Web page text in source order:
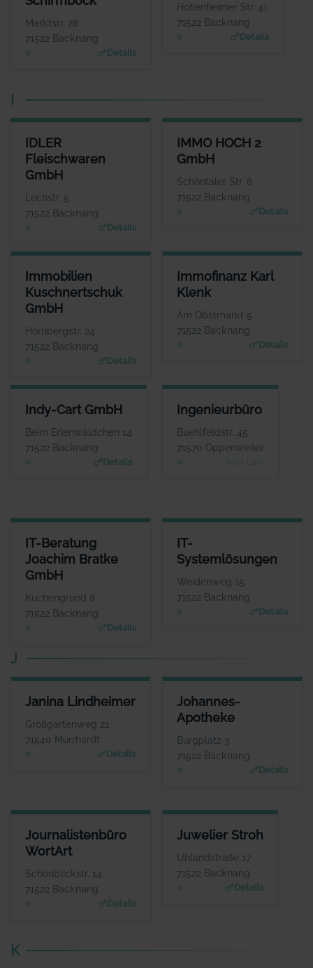
Marktstr. 28
71522 Backnang
Details
Frau Anne
www.hoerstudio-schirm
boeck.de
Hohenheimer Str. 41
71522 Backnang
Details
Herr Tamas Gauder
www.hun-tec.de
IDLER
Fleischwaren
GmbH
Lechstr. 5
71522 Backnang
Details
IDLER FLEISCHWAREN GMBH
ANSPRECHPARTNER
Herr Eberhart Idler
IMMO HOCH 2
GmbH
Schöntaler Str. 6
71522 Backnang
Details
IMMO HOCH 2 GMBH
ANSPRECHPARTNER
Goncalves
www.immo-hoch-2.de
Immobilien
Kuschnertschuk
GmbH
Hornbergstr. 24
71522 Backnang
Details
IMMOBILIEN KUSCHNERTSCHUK GMBH
ANSPRECHPARTNER
Herr Nikolai Kuschnertschuk
WEBSITE
www.kuschnertschuk.de
Immofinanz Karl
Klenk
Am Obstmarkt 5
71522 Backnang
Details
IMMOFINANZ KARL KLENK
ANSPRECHPARTNER
www.klenk-immofinanz.d
Indy-Cart GmbH
Beim Erlenwäldchen 14
71522 Backnang
Details
INDY-CART GMBH
ANSPRECHPARTNER
Herr Michele
Ciuffreda
WEBSITE
www.indy-cart.de
Ingenieurbüro
Buehlfeldstr. 45
71570 Oppenweiler
INGENIEURBÜRO
ANSPRECHPARTNER
Herr Gerhard Kipf
WEBSITE
Keine Website hinterlegt
IT-Beratung
Joachim Bratke
GmbH
Kuchengrund 8
71522 Backnang
Details
IT-BERATUNG JOACHIM BRATKE GMBH
ANSPRECHPARTNER
Herr Joachim Bratke
WEBSITE
www.kabelinternetberatung.de
IT-
Systemlösungen
Weidenweg 15
71522 Backnang
Details
ANSPRECHPARTNER
Herr Jürgen
Lehmann
www.itsystemloesunge
n.de
J
Janina Lindheimer
Großgartenweg 21
71540 Murrhardt
Details
JANINA LINDHEIMER
Frau Janina
Lindheimer
WEBSITE
www.lindheimer.aktuell
Johannes-
Apotheke
Burgplatz 3
71522 Backnang
Details
JOHANNES-APOTHEKE
ANSPRECHPARTNER
Herr Thomas Förster
www.johannes-apothek
Journalistenbüro
WortArt
Schönblickstr. 14
71522 Backnang
Details
JOURNALISTENBÜRO WORTART
Frau Birgit Schneider
www.wortart-texte.de
Juwelier Stroh
Uhlandstraße 17
71522 Backnang
Details
JUWELIER STROH
Herr Götz Stroh
www.juwelier-stroh.de
K